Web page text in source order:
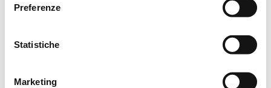
Preferenze
Statistiche
Marketing
Saturazione del mercato: sei vuoi continuare
sopravvivono solo i migliori e coloro i quali si